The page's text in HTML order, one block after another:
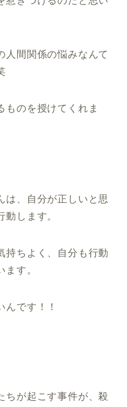
人間関係の悩みなんて
ものを授けてくれま
は、自分が正しいと思
動します。
持ちよく、自分も行動
ます。
です！！
ちが起こす事件が、殺